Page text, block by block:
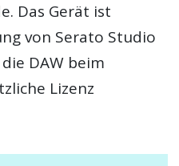
Das Gerät ist
von Serato Studio
DAW beim
Lizenz